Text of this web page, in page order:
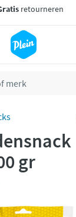
bezorging vanaf 35,- *
besteld,
retourneren
neutraal
met Klarna
gr